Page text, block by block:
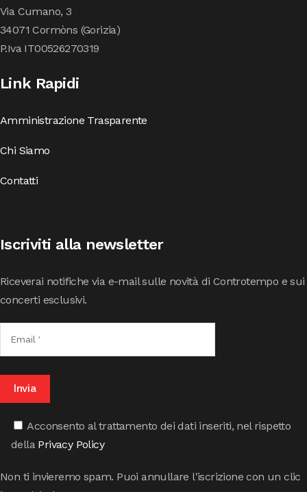
Via Cumano, 3
34071 Cormòns (Gorizia)
P.Iva IT00526270319
Link Rapidi
Amministrazione Trasparente
Chi Siamo
Contatti
Iscriviti alla newsletter
Riceverai notifiche via e-mail sulle novità di Controtempo e sui
concerti esclusivi.
Acconsento al trattamento dei dati inseriti, nel rispetto
della Privacy Policy
Non ti invieremo spam. Puoi annullare l'iscrizione con un clic